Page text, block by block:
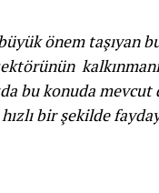
önem taşıyan
bu konuda mevcut
bir şekilde